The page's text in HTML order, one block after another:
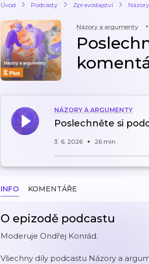
Úvod Podcasty Zpravodajství
Názory a argumenty
NÁZORY A ARGUMENTY
Poslechněte si
3. 6. 2026 26 min
INFO KOMENTÁŘE
O epizodě podcastu
Moderuje Ondřej Konrád.
Všechny díly podcastu Názory a